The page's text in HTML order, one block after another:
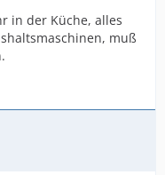
in der Küche, alles
muß